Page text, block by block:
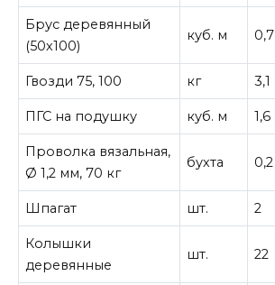
Брус деревянный
(50х100)
куб. м 0,7
Гвозди 75, 100 кг 3,1
ПГС на подушку куб. м 1,6
Проволка вязальная,
Ø 1,2 мм, 70 кг
бухта 0,2
Шпагат шт. 2
Колышки
деревянные
шт. 22